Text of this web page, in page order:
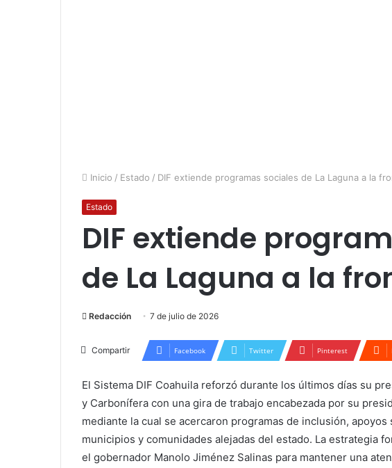
Inicio / Estado / DIF extiende programas sociales de La Laguna a la
Estado
DIF extiende
de La Laguna a la
Redacción 7 de julio de 2026
Compartir Facebook Twitter Pinterest
El Sistema DIF Coahuila reforzó durante los últimos días su
y Carbonífera con una gira de trabajo encabezada por su
mediante la cual se acercaron programas de inclusión,
municipios y comunidades alejadas del estado. La estrategia
el gobernador Manolo Jiménez Salinas para mantener una